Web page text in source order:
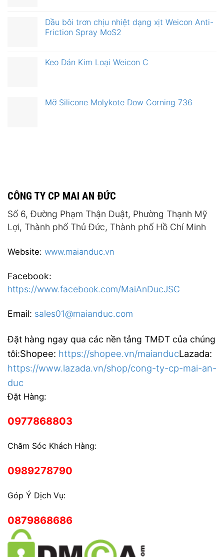
Dầu bôi trơn chịu nhiệt dạng xịt Weicon Anti-
Friction Spray MoS2
Keo Dán Kim Loại Weicon C
Mỡ Silicone Molykote Dow Corning 736
CÔNG TY CP MAI AN ĐỨC
Số 6, Đường Phạm Thận Duật, Phường Thạnh Mỹ
Lợi, Thành phố Thủ Đức, Thành phố Hồ Chí Minh
Website: www.maianduc.vn
Facebook:
https://www.facebook.com/MaiAnDucJSC
Email: sales01@maianduc.com
Đặt hàng ngay qua các nền tảng TMĐT của chúng
tôi:Shopee: https://shopee.vn/maianducLazada:
https://www.lazada.vn/shop/cong-ty-cp-mai-an-
duc
Đặt Hàng:
0977868803
Chăm Sóc Khách Hàng:
0989278790
Góp Ý Dịch Vụ:
0879868686